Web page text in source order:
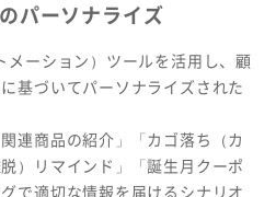
パーソナライズ
メーション）ツールを活用し、顧
基づいてパーソナライズされた
連商品の紹介」「カゴ落ち（カ
）リマインド」「誕生月クーポ
で適切な情報を届けるシナリオ